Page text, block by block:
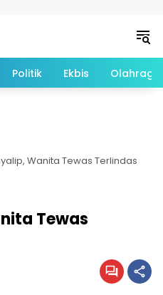
Politik Ekbis Olahraga
Wanita Tewas Terlindas
Tewas